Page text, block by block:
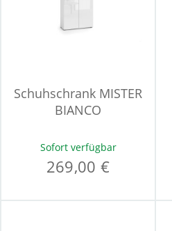
Schuhschrank MISTER
BIANCO
Sofort verfügbar
269,00 €